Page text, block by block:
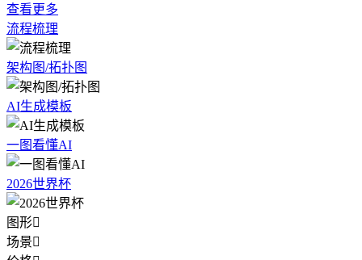
查看更多
流程梳理
架构图/拓扑图
AI生成模板
一图看懂AI
2026世界杯
图形
场景